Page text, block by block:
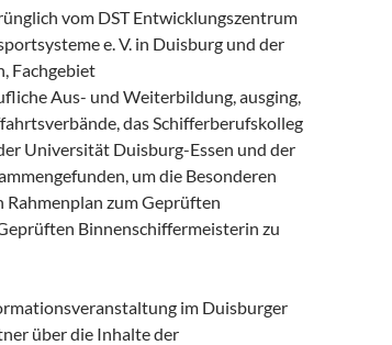
vom DST Entwicklungszentrum
e. V. in Duisburg und der
Fachgebiet
Aus- und Weiterbildung, ausging,
das Schifferberufskolleg
Universität Duisburg-Essen und der
um die Besonderen
zum Geprüften
Binnenschiffermeisterin zu
im Duisburger
über die Inhalte der